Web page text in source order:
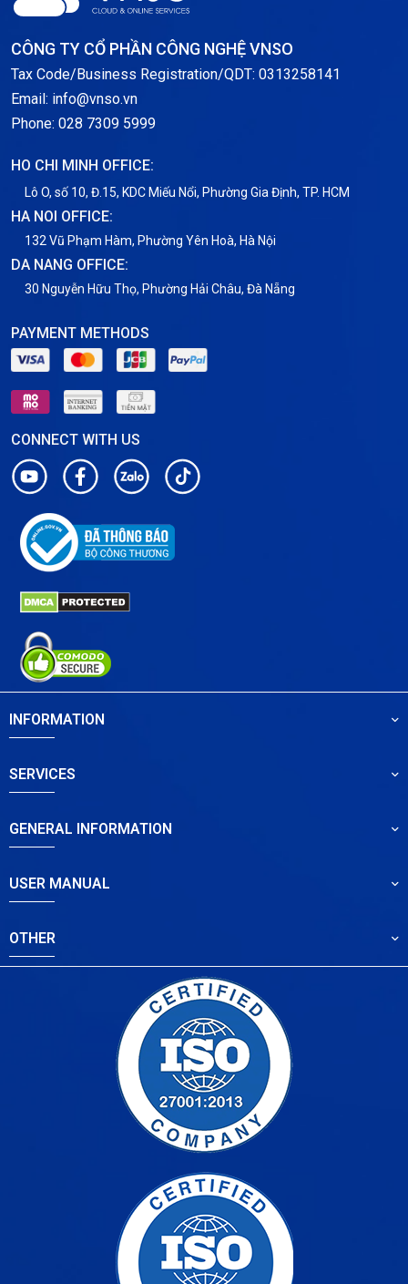
Notification
Thông tin chung
Tin tức
CÔNG TY CỔ PHẦN CÔNG NGHỆ VNSO
Tax Code/Business Registration/QDT: 0313258141
Email: info@vnso.vn
Phone: 028 7309 5999
HO CHI MINH OFFICE:
Lô O, số 10, Đ.15, KDC Miếu Nổi, Phường Gia Định, TP. HCM
HA NOI OFFICE:
132 Vũ Phạm Hàm, Phường Yên Hoà, Hà Nội
DA NANG OFFICE:
30 Nguyễn Hữu Thọ, Phường Hải Châu, Đà Nẵng
PAYMENT METHODS
CONNECT WITH US
INFORMATION
SERVICES
GENERAL INFORMATION
USER MANUAL
OTHER